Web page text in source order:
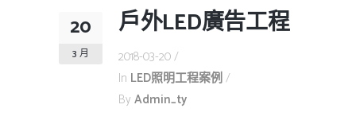
20
3 月
戶外LED廣告工程
2018-03-20
In LED照明工程案例
By Admin_ty